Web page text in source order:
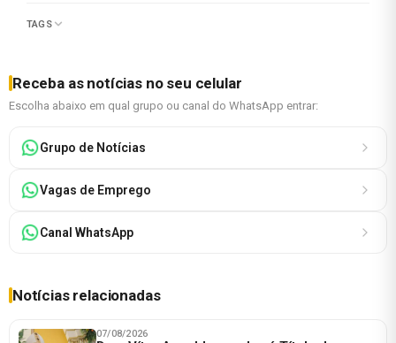
TAGS
Receba as notícias no seu celular
Escolha abaixo em qual grupo ou canal do WhatsApp entrar:
Grupo de Notícias
Vagas de Emprego
Canal WhatsApp
Notícias relacionadas
07/08/2026